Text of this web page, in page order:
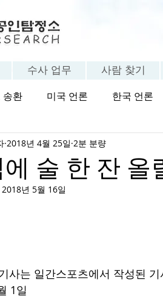
수사 업무 사람 찾기
송환 미국 언론 한국 언론
세계 탐정 FAQ
술 한 잔 올
2018년 4월 25일 2분 분량
2018년 5월 16일
사는 일간스포츠에서 작성된
1일